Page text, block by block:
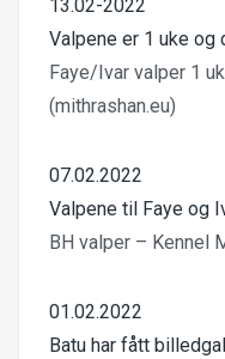
13.02-2022
Valpene er 1 uke
Faye/Ivar valper 1
(mithrashan.eu)
07.02.2022
Valpene til Faye og
BH valper – Kennel
01.02.2022
Batu har fått